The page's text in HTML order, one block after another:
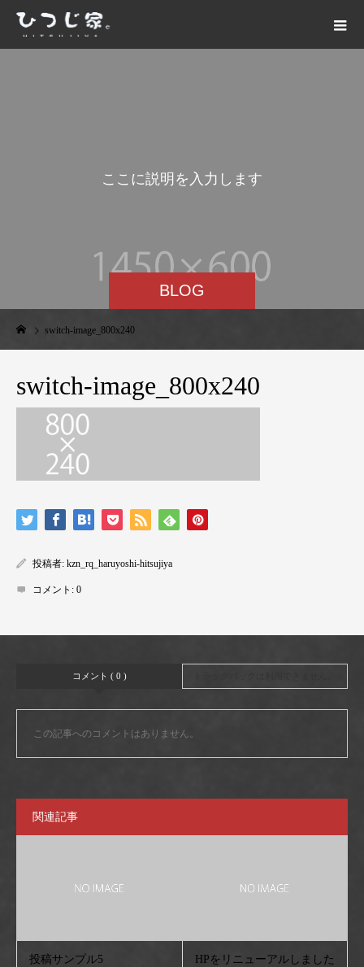
BLOG
ここに説明を入力し ます。
switch-image_800x240
switch-image_800x240
投稿者: kzn_rq_haruyoshi-hitsujiya
コメント: 0
コメント ( 0 )
この記事へのコメントはありません。
関連記事
投稿サンプル5 HPをリニューアルしました